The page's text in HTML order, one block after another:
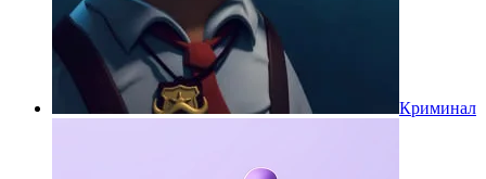
Криминал